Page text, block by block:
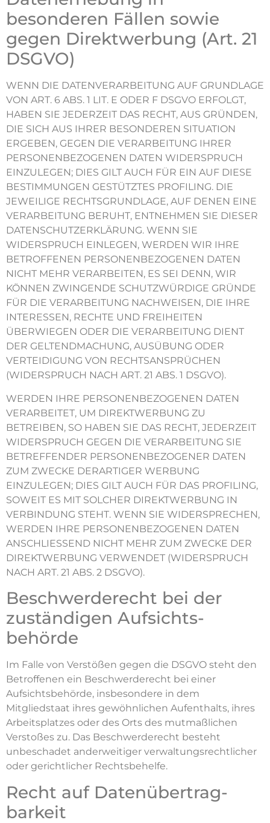
besonderen Fällen sowie
gegen Direktwerbung (Art. 21
DSGVO)
WENN DIE DATENVERARBEITUNG AUF GRUNDLAGE
VON ART. 6 ABS. 1 LIT. E ODER F DSGVO ERFOLGT,
HABEN SIE JEDERZEIT DAS RECHT, AUS GRÜNDEN,
DIE SICH AUS IHRER BESONDEREN SITUATION
ERGEBEN, GEGEN DIE VERARBEITUNG IHRER
PERSONENBEZOGENEN DATEN WIDERSPRUCH
EINZULEGEN; DIES GILT AUCH FÜR EIN AUF DIESE
BESTIMMUNGEN GESTÜTZTES PROFILING. DIE
JEWEILIGE RECHTSGRUNDLAGE, AUF DENEN EINE
VERARBEITUNG BERUHT, ENTNEHMEN SIE DIESER
DATENSCHUTZERKLÄRUNG. WENN SIE
WIDERSPRUCH EINLEGEN, WERDEN WIR IHRE
BETROFFENEN PERSONENBEZOGENEN DATEN
NICHT MEHR VERARBEITEN, ES SEI DENN, WIR
KÖNNEN ZWINGENDE SCHUTZWÜRDIGE GRÜNDE
FÜR DIE VERARBEITUNG NACHWEISEN, DIE IHRE
INTERESSEN, RECHTE UND FREIHEITEN
ÜBERWIEGEN ODER DIE VERARBEITUNG DIENT
DER GELTENDMACHUNG, AUSÜBUNG ODER
VERTEIDIGUNG VON RECHTSANSPRÜCHEN
(WIDERSPRUCH NACH ART. 21 ABS. 1 DSGVO).
WERDEN IHRE PERSONENBEZOGENEN DATEN
VERARBEITET, UM DIREKTWERBUNG ZU
BETREIBEN, SO HABEN SIE DAS RECHT, JEDERZEIT
WIDERSPRUCH GEGEN DIE VERARBEITUNG SIE
BETREFFENDER PERSONENBEZOGENER DATEN
ZUM ZWECKE DERARTIGER WERBUNG
EINZULEGEN; DIES GILT AUCH FÜR DAS PROFILING,
SOWEIT ES MIT SOLCHER DIREKTWERBUNG IN
VERBINDUNG STEHT. WENN SIE WIDERSPRECHEN,
WERDEN IHRE PERSONENBEZOGENEN DATEN
ANSCHLIESSEND NICHT MEHR ZUM ZWECKE DER
DIREKTWERBUNG VERWENDET (WIDERSPRUCH
NACH ART. 21 ABS. 2 DSGVO).
Beschwerde­recht bei der
zuständigen Aufsichts­
behörde
Im Falle von Verstößen gegen die DSGVO steht den
Betroffenen ein Beschwerderecht bei einer
Aufsichtsbehörde, insbesondere in dem
Mitgliedstaat ihres gewöhnlichen Aufenthalts, ihres
Arbeitsplatzes oder des Orts des mutmaßlichen
Verstoßes zu. Das Beschwerderecht besteht
unbeschadet anderweitiger verwaltungsrechtlicher
oder gerichtlicher Rechtsbehelfe.
Recht auf Daten­übertrag­
barkeit